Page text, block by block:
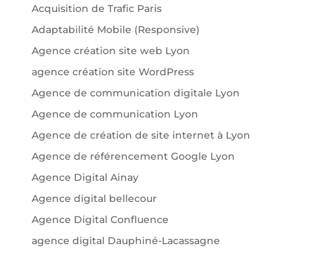
Acquisition de Trafic Paris
Adaptabilité Mobile (Responsive)
Agence création site web Lyon
agence création site WordPress
Agence de communication digitale Lyon
Agence de communication Lyon
Agence de création de site internet à Lyon
Agence de référencement Google Lyon
Agence Digital Ainay
Agence digital bellecour
Agence Digital Confluence
agence digital Dauphiné-Lacassagne